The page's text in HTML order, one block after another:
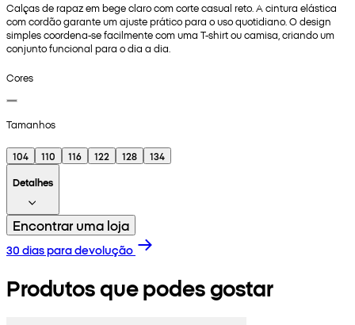
Calças de rapaz em bege claro com corte casual reto. A cintura elástica
com cordão garante um ajuste prático para o uso quotidiano. O design
simples coordena-se facilmente com uma T-shirt ou camisa, criando um
conjunto funcional para o dia a dia.
Cores
Tamanhos
104 110 116 122 128
134
Detalhes
Encontrar uma loja
30 dias para devolução
Produtos que podes gostar